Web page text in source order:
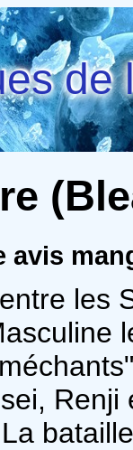
de
avis
les